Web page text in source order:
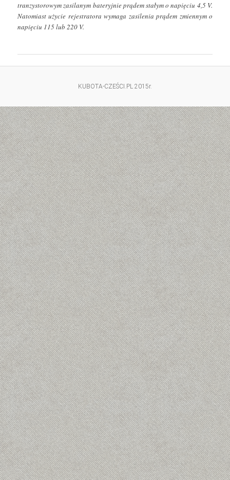
tranzystorowym zasilanym bateryjnie prą­dem stałym o napięciu 4,5 V.
Natomiast użycie rejestratora wymaga zasilenia prądem zmien­nym o
napięciu 115 lub 220 V.
KUBOTA-CZEŚCI.PL 2015r.